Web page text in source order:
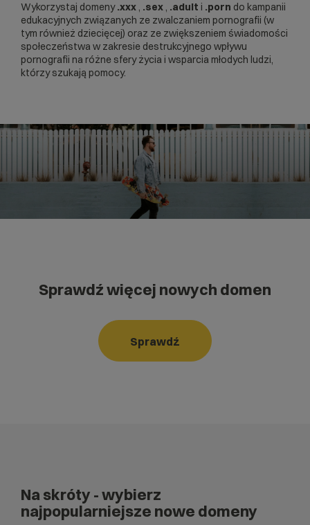
Wykorzystaj domeny.xxx , .sex , .adult i .porn do kampanii
edukacyjnych związanych ze zwalczaniem pornografii (w
tym również dziecięcej) oraz ze zwiększeniem świadomości
społeczeństwa w zakresie destrukcyjnego wpływu
pornografii na różne sfery życia i wsparcia młodych ludzi,
którzy szukają pomocy.
Sprawdź więcej nowych domen
Sprawdź
Na skróty - wybierz
najpopularniejsze nowe domeny